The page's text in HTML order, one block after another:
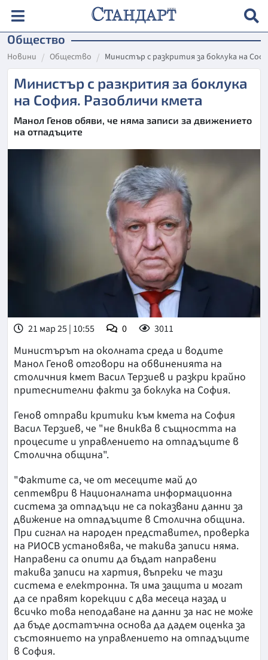
Общество
Новини Общество Министър с разкрития за боклука на
Министър с разкрития за боклука
на София. Разобличи кмета
Манол Генов обяви, че няма записи за движението
на отпадъците
21 мар 25 | 10:55 0 3011
Министърът на околната среда и водите
Манол Генов отговори на обвиненията на
столичния кмет Васил Терзиев и разкри крайно
притеснителни факти за боклука на София.
Генов отправи критики към кмета на София
Васил Терзиев, че "не вниква в същността на
процесите и управлението на отпадъците в
Столична община".
"Фактите са, че от месеците май до
септември в Националната информационна
система за отпадъци не са показвани данни за
движение на отпадъците в Столична община.
При сигнал на народен представител, проверка
на РИОСВ установява, че такива записи няма.
Направени са опити да бъдат направени
такива записи на хартия, въпреки че тази
система е електронна. Тя има защита и могат
да се правят корекции с два месеца назад и
всичко това неподаване на данни за нас не може
да бъде достатъчна основа да дадем оценка за
състоянието на управлението на отпадъците
в София.